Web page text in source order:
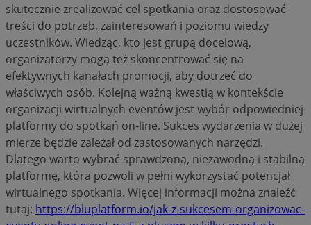
skutecznie zrealizować cel spotkania oraz dostosować
treści do potrzeb, zainteresowań i poziomu wiedzy
uczestników. Wiedząc, kto jest grupą docelową,
organizatorzy mogą też skoncentrować się na
efektywnych kanałach promocji, aby dotrzeć do
właściwych osób. Kolejną ważną kwestią w kontekście
organizacji wirtualnych eventów jest wybór odpowiedniej
platformy do spotkań on-line. Sukces wydarzenia w dużej
mierze będzie zależał od zastosowanych narzędzi.
Dlatego warto wybrać sprawdzoną, niezawodną i stabilną
platformę, która pozwoli w pełni wykorzystać potencjał
wirtualnego spotkania. Więcej informacji można znaleźć
tutaj: https://bluplatform.io/jak-z-sukcesem-organizowac-